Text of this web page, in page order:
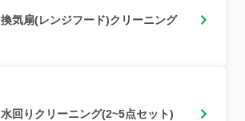
換気扇(レンジフード)クリーニング
水回りクリーニング(2~5点セット)